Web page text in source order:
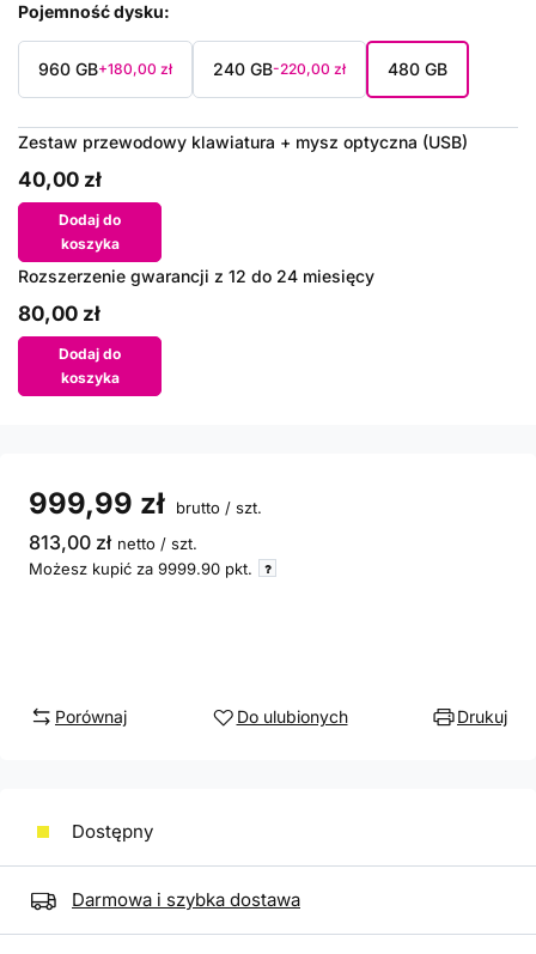
Pojemność dysku
960 GB+180,00 zł 240 GB-220,00 zł 480 GB
Zestaw przewodowy klawiatura + mysz optyczna (USB)
40,00 zł
Dodaj do
koszyka
Rozszerzenie gwarancji z 12 do 24 miesięcy
80,00 zł
Dodaj do
koszyka
999,99 zł brutto / szt.
813,00 zł netto / szt.
Możesz kupić za 9999.90 pkt.
Porównaj Do ulubionych Drukuj
Dostępny
Darmowa i szybka dostawa